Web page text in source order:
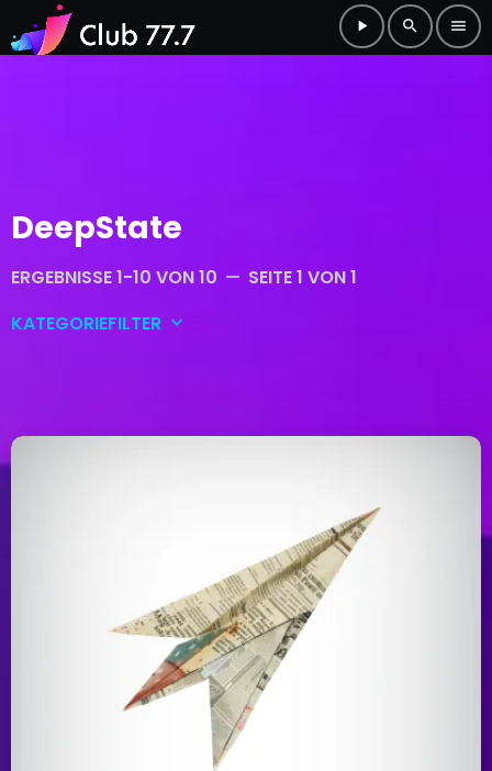
play_arrow search menu
DeepState
ERGEBNISSE 1-10 VON 10 remove SEITE 1 VON 1
KATEGORIEFILTER keyboard_arrow_down